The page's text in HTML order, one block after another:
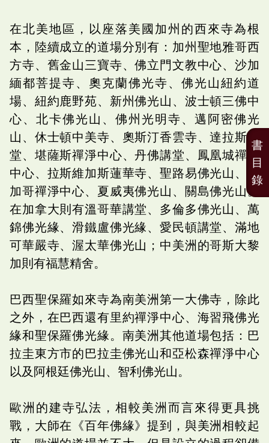
在北美地區，以座落美國加州的西來寺為根
本，陸續成立的道場分別有：加州聖地雅哥西
方寺、舊金山三寶寺、佛立門文教中心、沙加
緬都菩提寺、奧克蘭佛光寺、佛光山紐約道
場、紐約鹿野苑、新州佛光山、波士頓三佛中
心、北卡佛光山、佛州光明寺、邁阿密佛光
山、休士頓中美寺、奧斯汀香雲寺、達拉斯講
堂、堪薩斯禪淨中心、丹佛講堂、鳳凰城禪淨
中心、拉斯維加斯蓮華寺、聖路易佛光山、芝
加哥禪淨中心、夏威夷佛光山、關島佛光山。
在加拿大則有溫哥華講堂、多倫多佛光山、萬
錦佛光緣、滑鐵盧佛光緣、愛民頓講堂、滿地
可華嚴寺、渥太華佛光山；中美洲的哥斯大黎
加則有福慧精舍。
巴西聖保羅如來寺為南美洲第一大佛寺，除此
之外，在巴西還有里約禪淨中心、海習飛佛光
緣和聖保羅佛光緣。南美洲其他道場包括：巴
拉圭東方市的巴拉圭佛光山和亞松森禪淨中心
以及阿根廷佛光山、智利佛光山。
歐洲的建寺弘法，相較美洲而言來得更具挑
戰，大師在《百年佛緣》提到，與美洲相較起
書
目
錄